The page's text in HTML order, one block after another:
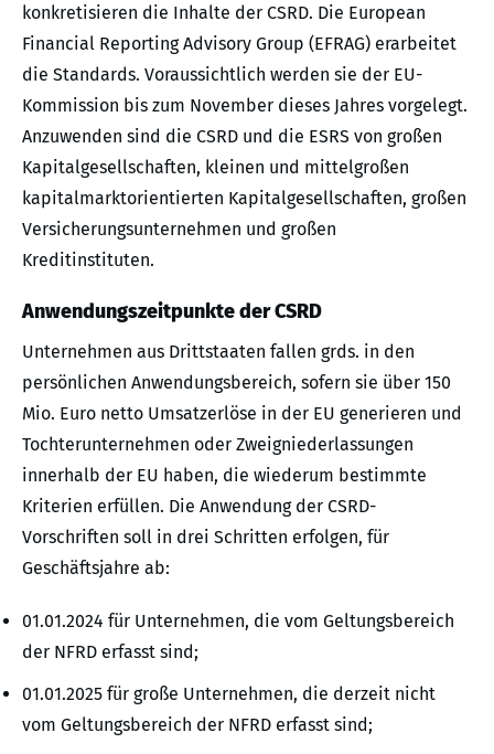
konkretisieren die Inhalte der CSRD. Die European
Financial Reporting Advisory Group (EFRAG) erarbeitet
die Standards. Voraussichtlich werden sie der EU-
Kommission bis zum November dieses Jahres vorgelegt.
Anzuwenden sind die CSRD und die ESRS von großen
Kapitalgesellschaften, kleinen und mittelgroßen
kapitalmarktorientierten Kapitalgesellschaften, großen
Versicherungsunternehmen und großen
Kreditinstituten.
Anwendungszeitpunkte der CSRD
Unternehmen aus Drittstaaten fallen grds. in den
persönlichen Anwendungsbereich, sofern sie über 150
Mio. Euro netto Umsatzerlöse in der EU generieren und
Tochterunternehmen oder Zweigniederlassungen
innerhalb der EU haben, die wiederum bestimmte
Kriterien erfüllen. Die Anwendung der CSRD-
Vorschriften soll in drei Schritten erfolgen, für
Geschäftsjahre ab:
01.01.2024 für Unternehmen, die vom Geltungsbereich
der NFRD erfasst sind;
01.01.2025 für große Unternehmen, die derzeit nicht
vom Geltungsbereich der NFRD erfasst sind;